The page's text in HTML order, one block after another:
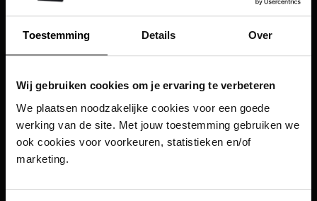
Toestemming Details Over
Wij gebruiken cookies om je ervaring te verbeteren
We plaatsen noodzakelijke cookies voor een goede
werking van de site. Met jouw toestemming gebruiken we
ook cookies voor voorkeuren, statistieken en/of
marketing.